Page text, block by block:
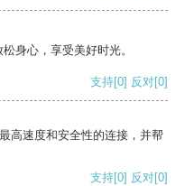
身心，享受美好时光。
支持[0] 反对[0]
高速度和安全性的连接，并帮
支持[0] 反对[0]